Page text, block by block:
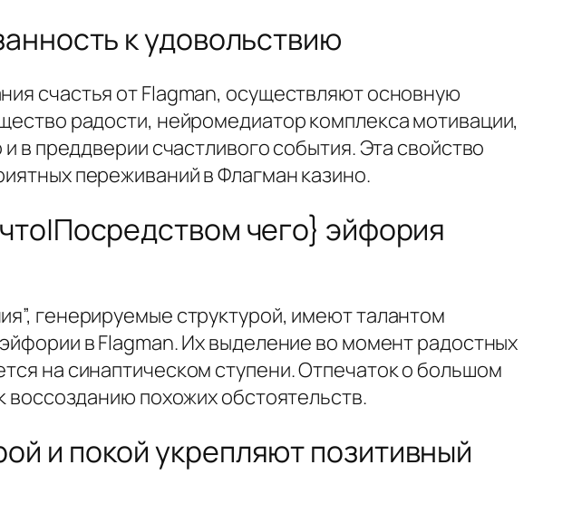
к удовольствию
счастья от Flagman, осуществляют основную
радости, нейромедиатор комплекса мотивации,
преддверии счастливого события. Эта свойство
переживаний в Флагман казино.
чего} эйфория
генерируемые структурой, имеют талантом
в Flagman. Их выделение во момент радостных
на синаптическом ступени. Отпечаток о большом
воссозданию похожих обстоятельств.
и покой укрепляют позитивный